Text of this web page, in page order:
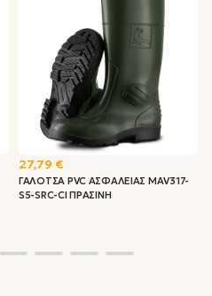
27,79 €
ΓΑΛΟΤΣΑ PVC ΑΣΦΑΛΕΙΑΣ MAV317-
S5-SRC-CI ΠΡΑΣΙΝΗ